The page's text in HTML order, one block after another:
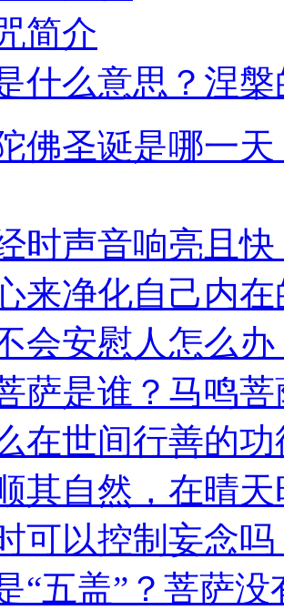
简介
什么意思？涅
佛圣诞是哪一
时声音响亮且
来净化自己内
会安慰人怎么办
萨是谁？马鸣
在世间行善的
其自然，在晴
可以控制妄念吗
“五盖”？菩萨没